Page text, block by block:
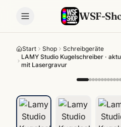
WSF-
Start Shop
Schreibgeräte
LAMY Studio Kugelschreiber ·
mit Lasergravur